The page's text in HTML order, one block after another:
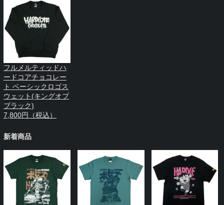
フルメルティッドハ
ードコアチョコレー
ト ベーシックロゴス
ウェット(キングオブ
ブラック)
7,800円（税込）
新着商品